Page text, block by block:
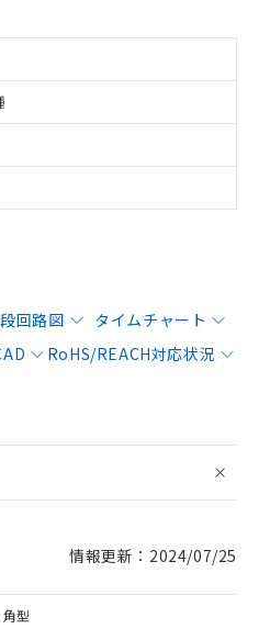
回路図
タイムチャート
RoHS/REACH対応状況
情報更新：2024/07/25
角型